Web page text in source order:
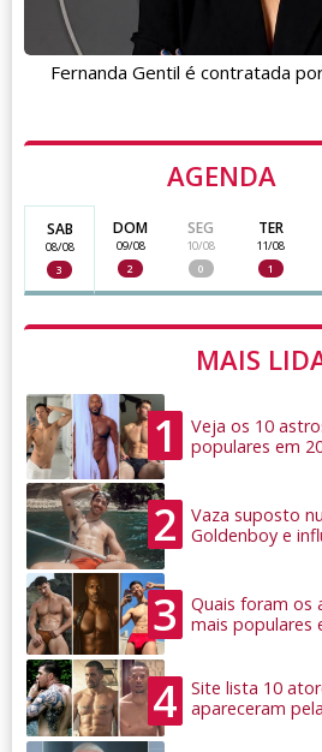
AGENDA
SAB
08/08
3
DOM
09/08
2
SEG
10/08
0
TER
11/08
1
MAIS
1
Veja os 10
populares em
2
Vaza suposto
Goldenboy e
3
Quais foram os
mais populares
4
Site lista 10
apareceram
Fernanda Gentil é contratada